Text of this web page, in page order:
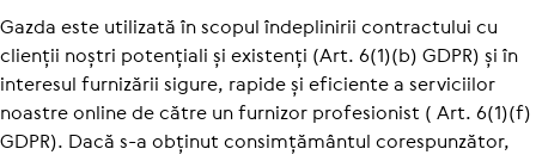
Gazda este utilizată în scopul îndeplinirii contractului cu
clienții noștri potențiali și existenți (Art. 6(1)(b) GDPR) și în
interesul furnizării sigure, rapide și eficiente a serviciilor
noastre online de către un furnizor profesionist ( Art. 6(1)(f)
GDPR). Dacă s-a obținut consimțământul corespunzător,